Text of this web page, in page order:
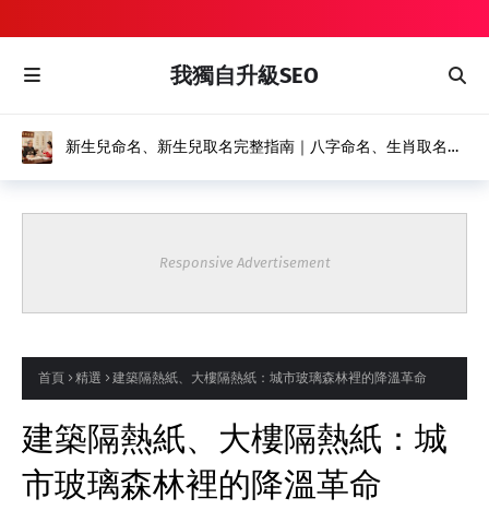
我獨自升級SEO
新生兒命名、新生兒取名完整指南｜八字命名、生肖取名推
Responsive Advertisement
首頁 精選 建築隔熱紙、大樓隔熱紙：城市玻璃森林裡的降溫革命
建築隔熱紙、大樓隔熱紙：城
市玻璃森林裡的降溫革命